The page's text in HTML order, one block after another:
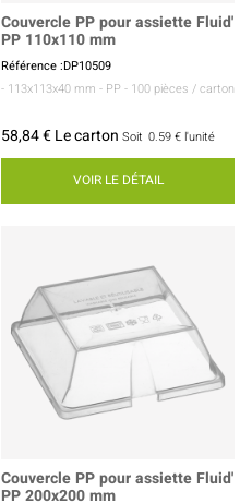
Couvercle PP pour assiette Fluid'
PP 110x110 mm
Référence :DP10509
- 113x113x40 mm - PP - 100 pièces / carton
58,84 € Le carton Soit 0.59 € l'unité
VOIR LE DÉTAIL
Couvercle PP pour assiette Fluid'
PP 200x200 mm